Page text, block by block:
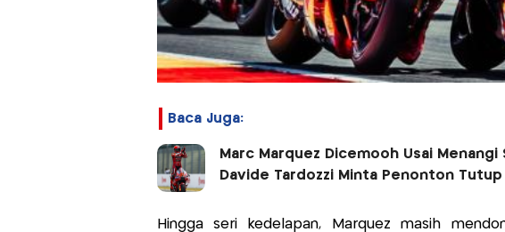
Baca Juga:
Marc Marquez Dicemooh Usai
Davide Tardozzi Minta Penonton Tutup
Hingga seri kedelapan, Marquez masih